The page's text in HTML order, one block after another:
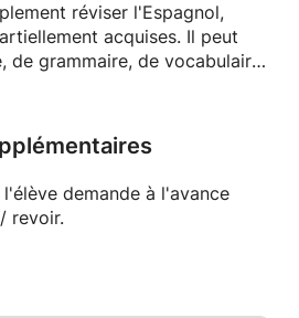
réviser l'Espagnol,
acquises. Il peut
de grammaire, de vocabulaire,
L'élève pourra choisir la
insister.
demande à l'avance
revoir.